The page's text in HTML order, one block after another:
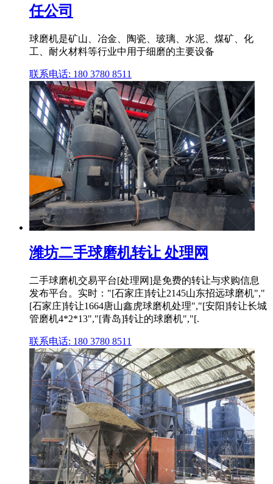
任公司
球磨机是矿山、冶金、陶瓷、玻璃、水泥、煤矿、化
工、耐火材料等行业中用于细磨的主要设备
联系电话: 180 3780 8511
潍坊二手球磨机转让 处理网
二手球磨机交易平台[处理网]是免费的转让与求购信息
发布平台。实时："[石家庄]转让2145山东招远球磨机","
[石家庄]转让1664唐山鑫虎球磨机处理","[安阳]转让长城
管磨机4*2*13","[青岛]转让的球磨机","[.
联系电话: 180 3780 8511